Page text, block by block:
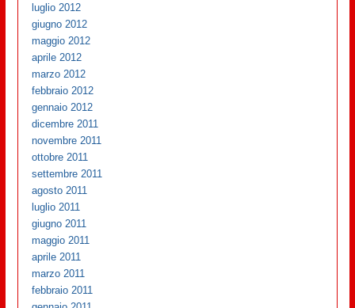
luglio 2012
giugno 2012
maggio 2012
aprile 2012
marzo 2012
febbraio 2012
gennaio 2012
dicembre 2011
novembre 2011
ottobre 2011
settembre 2011
agosto 2011
luglio 2011
giugno 2011
maggio 2011
aprile 2011
marzo 2011
febbraio 2011